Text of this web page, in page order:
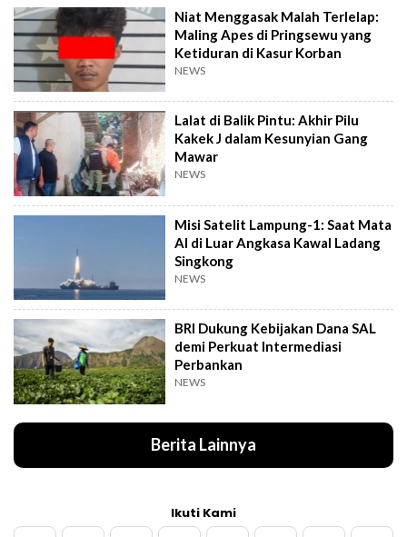
Niat Menggasak Malah Terlelap:
Maling Apes di Pringsewu yang
Ketiduran di Kasur Korban
NEWS
Lalat di Balik Pintu: Akhir Pilu
Kakek J dalam Kesunyian Gang
Mawar
NEWS
Misi Satelit Lampung-1: Saat Mata
AI di Luar Angkasa Kawal Ladang
Singkong
NEWS
BRI Dukung Kebijakan Dana SAL
demi Perkuat Intermediasi
Perbankan
NEWS
Berita Lainnya
Ikuti Kami